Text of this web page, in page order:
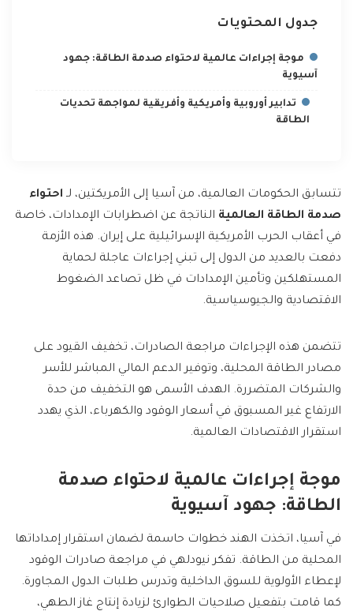
جدول المحتويات
موجة إجراءات عالمية لاحتواء صدمة الطاقة: جهود
آسيوية
تدابير أوروبية وأمريكية وأفريقية لمواجهة تحديات
الطاقة
تتسابق الحكومات العالمية، من آسيا إلى الأمريكتين، لـ احتواء
صدمة الطاقة العالمية الناتجة عن اضطرابات الإمدادات، خاصة
في أعقاب الحرب الأمريكية الإسرائيلية على إيران. هذه الأزمة
دفعت بالعديد من الدول إلى تبني إجراءات عاجلة لحماية
المستهلكين وتأمين الإمدادات في ظل تصاعد الضغوط
الاقتصادية والجيوسياسية.
تتضمن هذه الإجراءات مراجعة الصادرات، تخفيف القيود على
مصادر الطاقة المحلية، وتوفير الدعم المالي المباشر للأسر
والشركات المتضررة. الهدف الأسمى هو التخفيف من حدة
الارتفاع غير المسبوق في أسعار الوقود والكهرباء، الذي يهدد
استقرار الاقتصادات العالمية.
موجة إجراءات عالمية لاحتواء صدمة
الطاقة: جهود آسيوية
في آسيا، اتخذت الهند خطوات حاسمة لضمان استقرار إمداداتها
المحلية من الطاقة. تفكر نيودلهي في مراجعة صادرات الوقود
لإعطاء الأولوية للسوق الداخلية وتدرس طلبات الدول المجاورة.
كما قامت بتفعيل صلاحيات الطوارئ لزيادة إنتاج غاز الطهي،